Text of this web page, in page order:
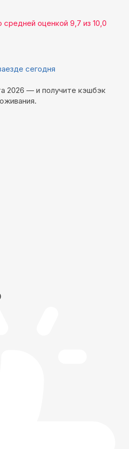
средней оценкой 9,7 из 10,0
сегодня
2026 — и получите кэшбэк